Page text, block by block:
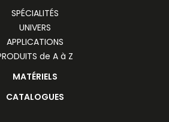
SPÉCIALITÉS
UNIVERS
APPLICATIONS
de A à Z
MATÉRIELS
CATALOGUES